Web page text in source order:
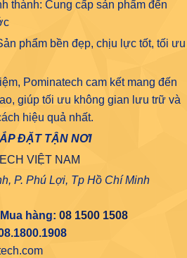
thành: Cung cấp sản phẩm đến
phẩm bền đẹp, chịu lực tốt, tối ưu
Pominatech cam kết mang đến
giúp tối ưu không gian lưu trữ và
hiệu quả nhất.
ĐẶT TẬN NƠI
VIỆT NAM
P. Phú Lợi, Tp Hồ Chí Minh
hàng: 08 1500 1508